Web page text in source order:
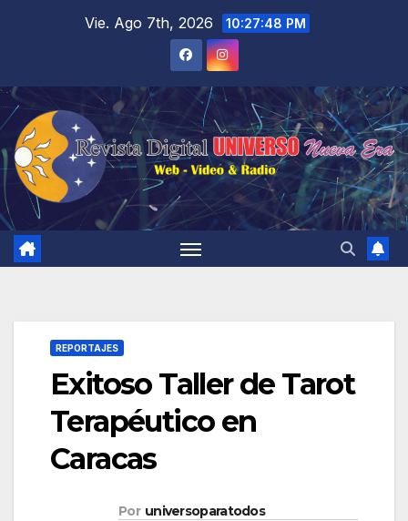
Vie. Ago 7th, 2026 10:27:51 PM
REPORTAJES
Exitoso Taller de Tarot
Terapéutico en
Caracas
Por universoparatodos